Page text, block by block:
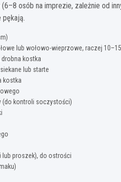
osób na imprezie, zależnie od
pękają.
lub wołowo-wieprzowe, raczej
drobna kostka
lub starte
kostka
(do kontroli soczystości)
lub proszek), do ostrości